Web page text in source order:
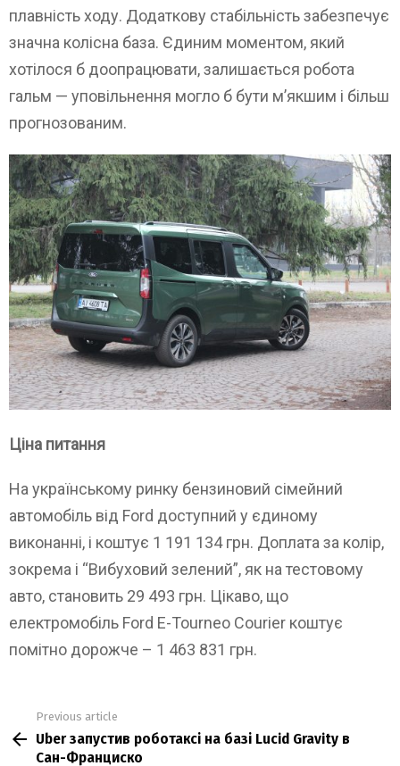
плавність ходу. Додаткову стабільність забезпечує
значна колісна база. Єдиним моментом, який
хотілося б доопрацювати, залишається робота
гальм — уповільнення могло б бути м’якшим і більш
прогнозованим.
Ціна питання
На українському ринку бензиновий сімейний
автомобіль від Ford доступний у єдиному
виконанні, і коштує 1 191 134 грн. Доплата за колір,
зокрема і “Вибуховий зелений”, як на тестовому
авто, становить 29 493 грн. Цікаво, що
електромобіль Ford E-Tourneo Courier коштує
помітно дорожче – 1 463 831 грн.
more
Previous article
Uber запустив роботаксі на базі Lucid Gravity в
Сан-Франциско